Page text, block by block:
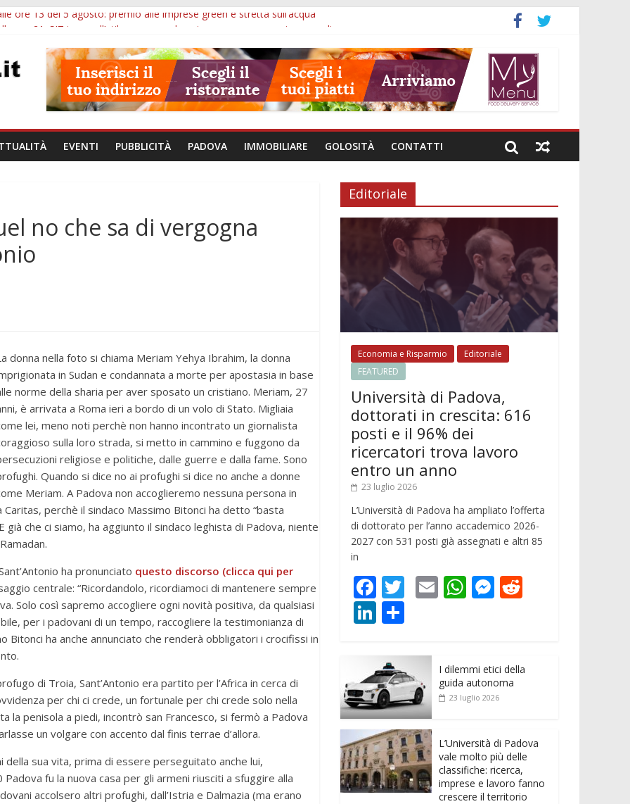
ore 13 del 5 agosto: premio alle imprese green e stretta sull’acqua
tempo alle imprese del Padovano: prorogate le comunicazioni sugli investimenti
non fanno perdere la NASpI: le tutele previste nei casi di violenza di genere
uno studio dell’Università di Padova parte dall’infiammazione intestinale
EVENTI PUBBLICITÀ PADOVA IMMOBILIARE GOLOSITÀ CONTATTI
no che sa di vergogna
donna nella foto si chiama Meriam Yehya Ibrahim, la donna
in Sudan e condannata a morte per apostasia in base
norme della sharia per aver sposato un cristiano. Meriam, 27
è arrivata a Roma ieri a bordo di un volo di Stato. Migliaia
lei, meno noti perchè non hanno incontrato un giornalista
sulla loro strada, si metto in cammino e fuggono da
religiose e politiche, dalle guerre e dalla fame. Sono
Quando si dice no ai profughi si dice no anche a donne
Meriam. A Padova non accoglieremo nessuna persona in
perchè il sindaco Massimo Bitonci ha detto “basta
già che ci siamo, ha aggiunto il sindaco leghista di Padova, niente
ha pronunciato questo discorso (clicca qui per
centrale: “Ricordandolo, ricordiamoci di mantenere sempre
Solo così sapremo accogliere ogni novità positiva, da qualsiasi
per i padovani di un tempo, raccogliere la testimonianza di
Bitonci ha anche annunciato che renderà obbligatori i crocifissi in
di Troia, Sant’Antonio era partito per l’Africa in cerca di
per chi ci crede, un fortunale per chi crede solo nella
la penisola a piedi, incontrò san Francesco, si fermò a Padova
un volgare con accento dal finis terrae d’allora.
della sua vita, prima di essere perseguitato anche lui,
Padova fu la nuova casa per gli armeni riusciti a sfuggire alla
accolsero altri profughi, dall’Istria e Dalmazia (ma erano
Editoriale
Economia e Risparmio
Editoriale
FEATURED
Università di Padova,
dottorati in crescita: 616
posti e il 96% dei
ricercatori trova lavoro
entro un anno
23 luglio 2026
L’Università di Padova ha ampliato l’offerta
di dottorato per l’anno accademico 2026-
2027 con 531 posti già assegnati e altri 85
in
F
ac
e
b
o
o
k
T
er
E W
A
p
M
n
g
t
Li
k
e
dI
n
n
di
vi
di
I dilemmi etici della
guida autonoma
23 luglio 2026
L’Università di Padova
vale molto più delle
classifiche: ricerca,
imprese e lavoro fanno
crescere il territorio